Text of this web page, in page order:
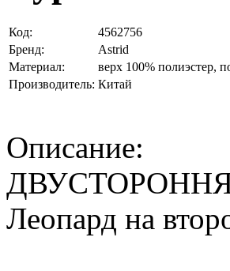
Код:
4562756
Бренд:
Astrid
Материал:
верх 100% полиэстер,
Производитель: Китай
Описание:
Леопард на